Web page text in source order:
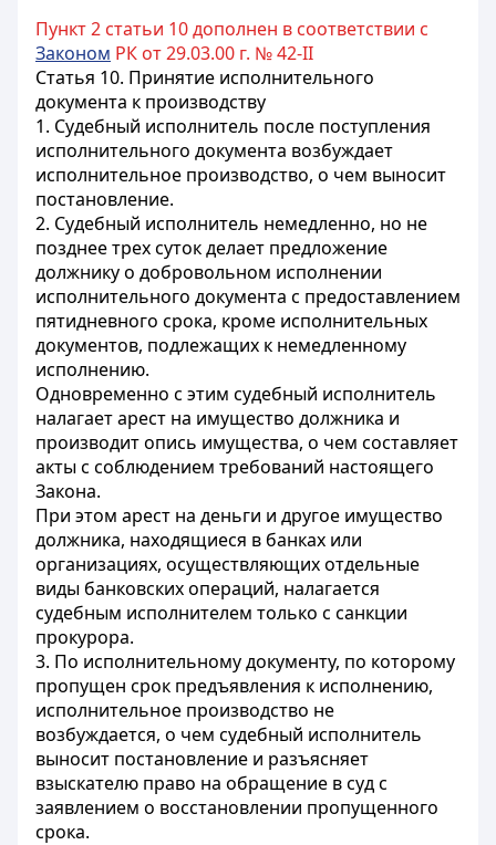
Пункт 2 статьи 10 дополнен в соответствии с
Законом РК от 29.03.00 г. № 42-II
Статья 10. Принятие исполнительного
документа к производству
1. Судебный исполнитель после поступления
исполнительного документа возбуждает
исполнительное производство, о чем выносит
постановление.
2. Судебный исполнитель немедленно, но не
позднее трех суток делает предложение
должнику о добровольном исполнении
исполнительного документа с предоставлением
пятидневного срока, кроме исполнительных
документов, подлежащих к немедленному
исполнению.
Одновременно с этим судебный исполнитель
налагает арест на имущество должника и
производит опись имущества, о чем составляет
акты с соблюдением требований настоящего
Закона.
При этом арест на деньги и другое имущество
должника, находящиеся в банках или
организациях, осуществляющих отдельные
виды банковских операций, налагается
судебным исполнителем только с санкции
прокурора.
3. По исполнительному документу, по которому
пропущен срок предъявления к исполнению,
исполнительное производство не
возбуждается, о чем судебный исполнитель
выносит постановление и разъясняет
взыскателю право на обращение в суд с
заявлением о восстановлении пропущенного
срока.